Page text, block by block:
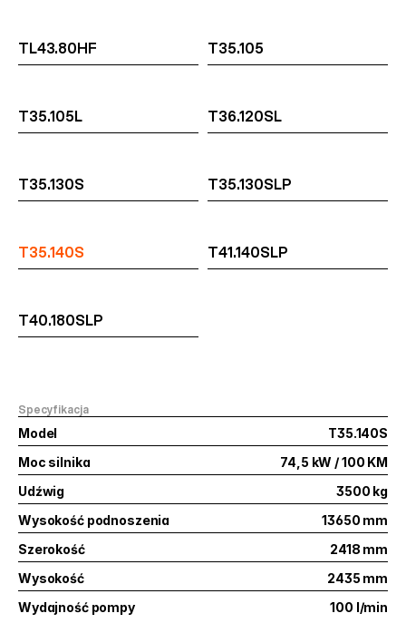
Model
T35.140S
Moc silnika
74,5 kW / 100 KM
Udźwig
3500 kg
Wysokość podnoszenia
13650 mm
Szerokość
2418 mm
Wysokość
2435 mm
Wydajność pompy
100 l/min
Specyfikacja
TL43.80HF T35.105
T35.105L T36.120SL
T35.130S T35.130SLP
T35.140S T41.140SLP
T40.180SLP